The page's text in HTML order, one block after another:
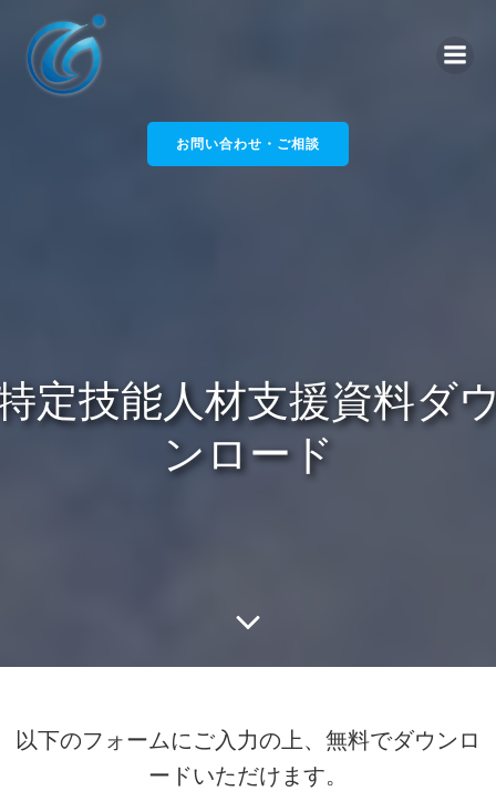
ツ
へ
ス
お問い合わせ・ご相談
定技能人材支援資料ダ
ンロード
以下のフォームにご入力の上、無料でダウンロ
ードいただけます。